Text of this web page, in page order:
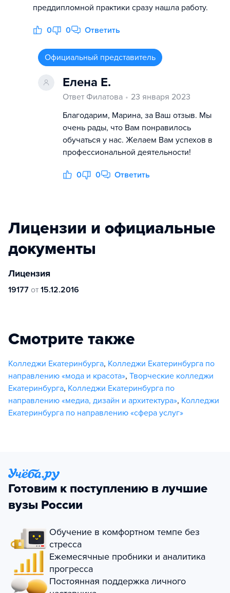
преддипломной практики сразу нашла работу.
0 0 Ответить
Официальный представитель
Елена Е.
Ответ Филатова
23 января 2023
Благодарим, Марина, за Ваш отзыв. Мы
очень рады, что Вам понравилось
обучаться у нас. Желаем Вам успехов в
профессиональной деятельности!
0 0 Ответить
Лицензии и официальные
документы
Лицензия
19177 от 15.12.2016
Смотрите также
Колледжи Екатеринбурга, Колледжи Екатеринбурга по
направлению «мода и красота», Творческие колледжи
Екатеринбурга, Колледжи Екатеринбурга по
направлению «медиа, дизайн и архитектура», Колледжи
Екатеринбурга по направлению «сфера услуг»
Готовим к поступлению в лучшие
вузы России
Обучение в комфортном темпе без
стресса
Ежемесячные пробники и аналитика
прогресса
Постоянная поддержка личного